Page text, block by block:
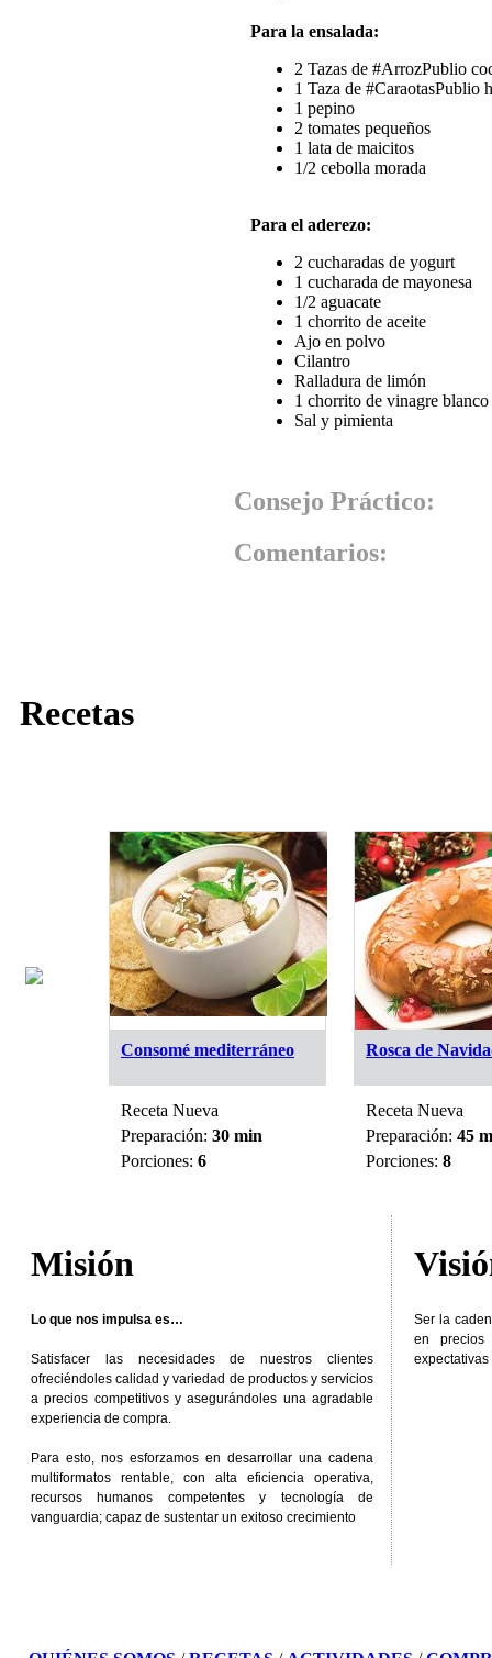
Para la ensalada:
2 Tazas de #ArrozPublio
1 Taza de #CaraotasPublio
1 pepino
2 tomates pequeños
1 lata de maicitos
1/2 cebolla morada
Para el aderezo:
2 cucharadas de yogurt
1 cucharada de mayonesa
1/2 aguacate
1 chorrito de aceite
Ajo en polvo
Cilantro
Ralladura de limón
1 chorrito de vinagre blanco
Sal y pimienta
Consejo Práctico:
Comentarios:
Recetas
Consomé mediterráneo
Receta Nueva
Preparación: 30 min
Porciones: 6
Rosca de
Receta Nueva
Preparación: 45
Porciones: 8
Misión
Lo que nos impulsa es…
Satisfacer las necesidades de nuestros clientes
ofreciéndoles calidad y variedad de productos y servicios
a precios competitivos y asegurándoles una agradable
experiencia de compra.
Para esto, nos esforzamos en desarrollar una cadena
multiformatos rentable, con alta eficiencia operativa,
recursos humanos competentes y tecnología de
vanguardia; capaz de sustentar un exitoso crecimiento
Ser la
en